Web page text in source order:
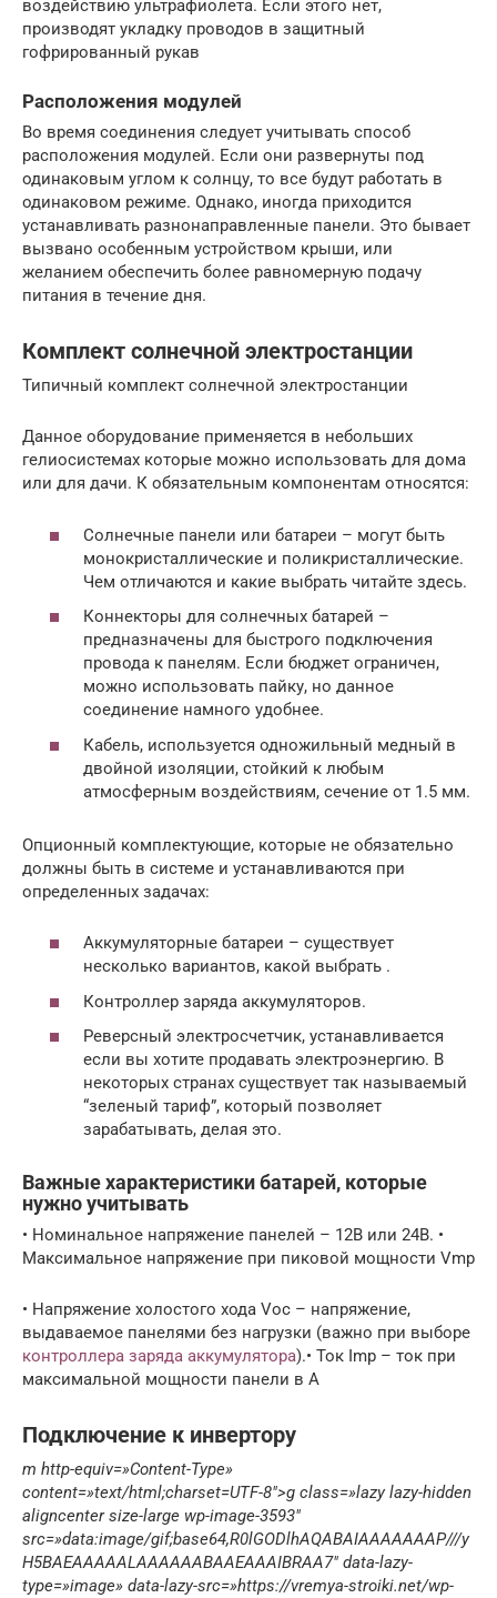
воздействию ультрафиолета. Если этого нет,
производят укладку проводов в защитный
гофрированный рукав
Расположения модулей
Во время соединения следует учитывать способ
расположения модулей. Если они развернуты под
одинаковым углом к солнцу, то все будут работать в
одинаковом режиме. Однако, иногда приходится
устанавливать разнонаправленные панели. Это бывает
вызвано особенным устройством крыши, или
желанием обеспечить более равномерную подачу
питания в течение дня.
Комплект солнечной электростанции
Типичный комплект солнечной электростанции
Данное оборудование применяется в небольших
гелиосистемах которые можно использовать для дома
или для дачи. К обязательным компонентам относятся:
Солнечные панели или батареи – могут быть
монокристаллические и поликристаллические.
Чем отличаются и какие выбрать читайте здесь.
Коннекторы для солнечных батарей –
предназначены для быстрого подключения
провода к панелям. Если бюджет ограничен,
можно использовать пайку, но данное
соединение намного удобнее.
Кабель, используется одножильный медный в
двойной изоляции, стойкий к любым
атмосферным воздействиям, сечение от 1.5 мм.
Опционный комплектующие, которые не обязательно
должны быть в системе и устанавливаются при
определенных задачах:
Аккумуляторные батареи – существует
несколько вариантов, какой выбрать .
Контроллер заряда аккумуляторов.
Реверсный электросчетчик, устанавливается
если вы хотите продавать электроэнергию. В
некоторых странах существует так называемый
“зеленый тариф”, который позволяет
зарабатывать, делая это.
Важные характеристики батарей, которые
нужно учитывать
• Номинальное напряжение панелей – 12В или 24В. •
Максимальное напряжение при пиковой мощности Vmp
• Напряжение холостого хода Voc – напряжение,
выдаваемое панелями без нагрузки (важно при выборе
контроллера заряда аккумулятора).• Ток Imp – ток при
максимальной мощности панели в А
Подключение к инвертору
m http-equiv=»Content-Type»
content=»text/html;charset=UTF-8″>g class=»lazy lazy-hidden
aligncenter size-large wp-image-3593″
src=»data:image/gif;base64,R0lGODlhAQABAIAAAAAAAP///y
H5BAEAAAAALAAAAAABAAEAAAIBRAA7″ data-lazy-
type=»image» data-lazy-src=»https://vremya-stroiki.net/wp-